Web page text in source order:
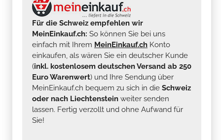
Für die Schweiz empfehlen wir
MeinEinkauf.ch: So können Sie bei uns
einfach mit Ihrem MeinEinkauf.ch Konto
einkaufen, als wären Sie ein deutscher Kunde
(inkl. kostenlosem deutschen Versand ab 250
Euro Warenwert) und Ihre Sendung über
MeinEinkauf.ch bequem zu sich in die Schweiz
oder nach Liechtenstein weiter senden
lassen. Fertig verzollt und ohne Aufwand für
Sie!